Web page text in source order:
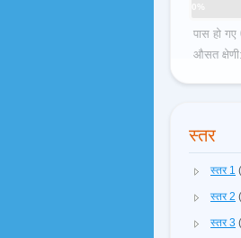
0%
पास हो
औसत
स्तर
स्तर 1
स्तर 2
स्तर 3